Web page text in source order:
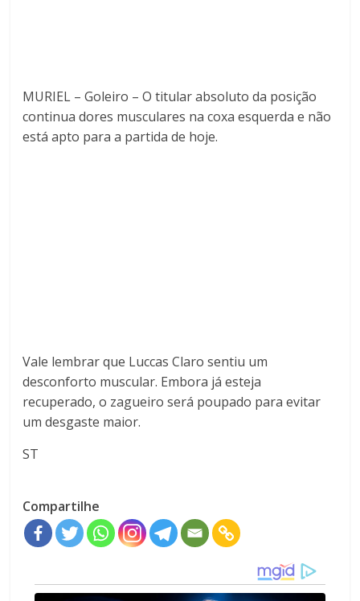
MURIEL – Goleiro – O titular absoluto da posição
continua dores musculares na coxa esquerda e não
está apto para a partida de hoje.
Vale lembrar que Luccas Claro sentiu um
desconforto muscular. Embora já esteja
recuperado, o zagueiro será poupado para evitar
um desgaste maior.
ST
Compartilhe